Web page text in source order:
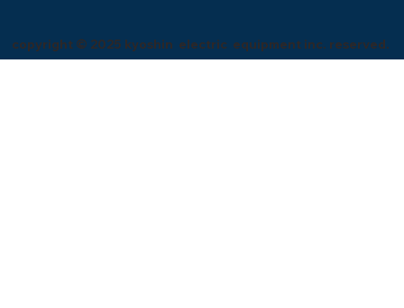
copyright © 2025 kyoshin electric equipment inc. reserved.